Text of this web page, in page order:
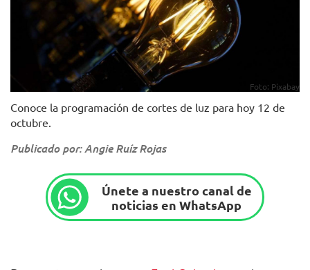
Foto: Pixabay
Conoce la programación de cortes de luz para hoy 12 de
octubre.
Publicado por: Angie Ruíz Rojas
Únete a nuestro canal de
noticias en WhatsApp